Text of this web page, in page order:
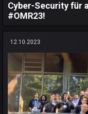
Cyber-Security für
#OMR23!
12.10.2023